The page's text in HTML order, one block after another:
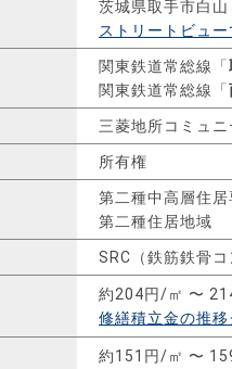
茨城県取手市白
ストリートビュ
関東鉄道常総線「
関東鉄道常総線「
三菱地所コミュ
所有権
第二種中高層住
第二種住居地域
SRC（鉄筋鉄骨
約204円/㎡ 〜
修繕積立金の推
約151円/㎡ 〜